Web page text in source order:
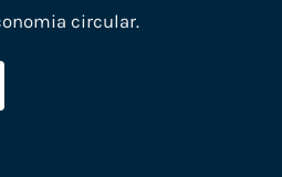
circular.